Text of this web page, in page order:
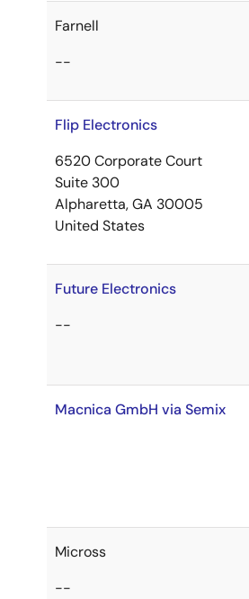
Farnell
--
Flip Electronics
6520 Corporate Court
Suite 300
Alpharetta, GA 30005
United States
Future Electronics
--
Macnica GmbH via Semix
Micross
--